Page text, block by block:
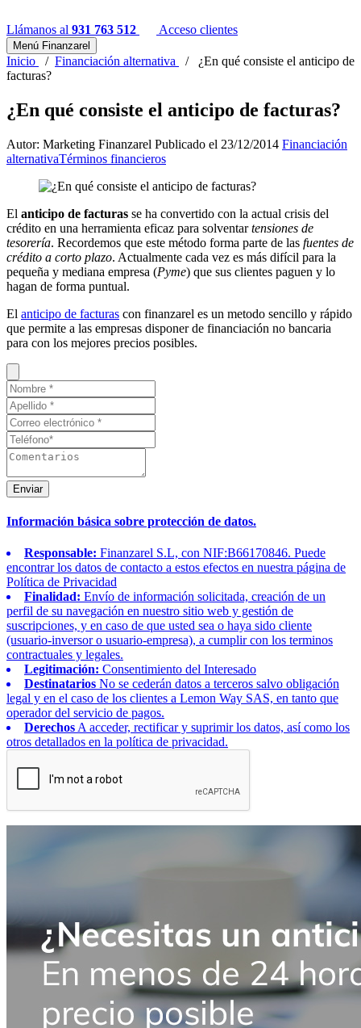
Llámanos al 931 763 512 Acceso clientes
Menú Finanzarel
Inicio / Financiación alternativa / ¿En qué consiste el anticipo de
facturas?
¿En qué consiste el anticipo de facturas?
Autor: Marketing Finanzarel Publicado el 23/12/2014 Financiación
alternativaTérminos financieros
El anticipo de facturas se ha convertido con la actual crisis del
crédito en una herramienta eficaz para solventartensiones de
tesorería. Recordemos que este método forma parte de las fuentes de
crédito a corto plazo. Actualmente cada vez es más difícil para la
pequeña y mediana empresa (Pyme) que sus clientes paguen y lo
hagan de forma puntual.
El anticipo de facturas con finanzarel es un metodo sencillo y rápido
que permite a las empresas disponer de financiación no bancaria
para con los mejores precios posibles.
Enviar
Información básica sobre protección de datos.
Responsable: Finanzarel S.L, con NIF:B66170846. Puede
encontrar los datos de contacto a estos efectos en nuestra página de
Política de Privacidad
Finalidad: Envío de información solicitada, creación de un
perfil de su navegación en nuestro sitio web y gestión de
suscripciones, y en caso de que usted sea o haya sido cliente
(usuario-inversor o usuario-empresa), a cumplir con los terminos
contractuales y legales.
Legitimación: Consentimiento del Interesado
Destinatarios No se cederán datos a terceros salvo obligación
legal y en el caso de los clientes a Lemon Way SAS, en tanto que
operador del servicio de pagos.
Derechos A acceder, rectificar y suprimir los datos, así como los
otros detallados en la política de privacidad.